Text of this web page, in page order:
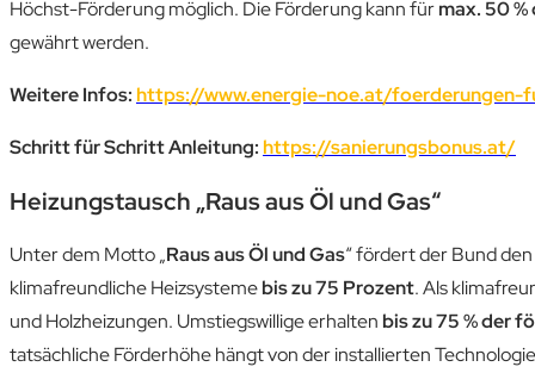
Höchst-Förderung möglich. Die Förderung kann fürmax. 50
gewährt werden.
Weitere Infos:https://www.energie-noe.at/foerderungen-
Schritt für Schritt Anleitung:https://sanierungsbonus.at/
Heizungstausch „Raus aus Öl und Gas“
Unter dem Motto „Raus aus Öl und Gas“ fördert der Bund den
klimafreundliche Heizsystemebis zu 75 Prozent. Als
und Holzheizungen. Umstiegswillige erhalten bis zu 75 % der
tatsächliche Förderhöhe hängt von der installierten